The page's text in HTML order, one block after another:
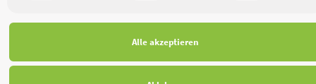
Alle akzeptieren